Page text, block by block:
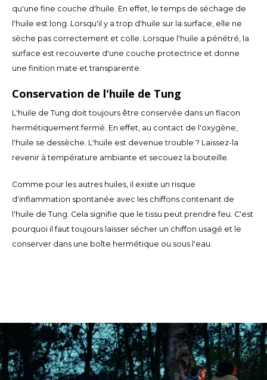
ECS
HUF
LVL
MYR
NOK
PHP
SEK
TWD
qu'une fine couche d'huile. En effet, le temps de séchage de
l'huile est long. Lorsqu'il y a trop d'huile sur la surface, elle ne
sèche pas correctement et colle. Lorsque l'huile a pénétré, la
surface est recouverte d'une couche protectrice et donne
une finition mate et transparente.
Conservation de l'huile de Tung
L'huile de Tung doit toujours être conservée dans un flacon
hermétiquement fermé. En effet, au contact de l'oxygène,
l'huile se dessèche. L'huile est devenue trouble ? Laissez-la
revenir à température ambiante et secouez la bouteille.
Comme pour les autres huiles, il existe un risque
d'inflammation spontanée avec les chiffons contenant de
l'huile de Tung. Cela signifie que le tissu peut prendre feu. C'est
pourquoi il faut toujours laisser sécher un chiffon usagé et le
conserver dans une boîte hermétique ou sous l'eau.